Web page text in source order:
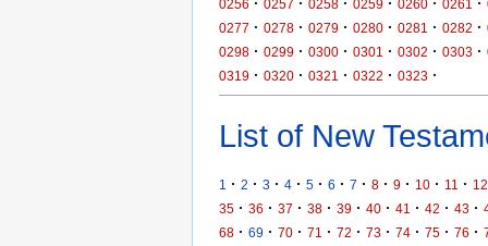
0256 · 0257 · 0258 · 0259 · 0260 · 0261 ·
0277 · 0278 · 0279 · 0280 · 0281 · 0282 ·
0298 · 0299 · 0300 · 0301 · 0302 · 0303 ·
0319 · 0320 · 0321 · 0322 · 0323 ·
List of New
1 · 2 · 3 · 4 · 5 · 6 · 7 · 8 · 9 · 10 · 11 · 12
35 · 36 · 37 · 38 · 39 · 40 · 41 · 42 · 43 ·
68 · 69 · 70 · 71 · 72 · 73 · 74 · 75 · 76 ·